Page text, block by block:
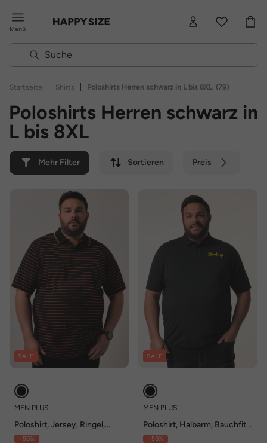
Menü
Startseite | Shirts | Poloshirts Herren schwarz in L bis 8XL (79)
Poloshirts Herren schwarz in
L bis 8XL
Mehr Filter Sortieren Preis
SALE
MEN PLUS
Poloshirt, Jersey, Ringel,
Halbarm, bis 8 XL
- 50%
SALE
MEN PLUS
Poloshirt, Halbarm, Bauchfit,
Vintage Look, bis 8 XL
- 50%